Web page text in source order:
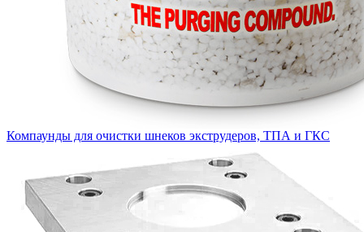
Компаунды для очистки шнеков экструдеров, ТПА и ГКС